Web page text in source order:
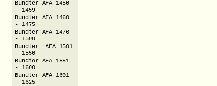
Bundter AFA 1450
- 1459
Bundter AFA 1460
- 1475
Bundter AFA 1476
- 1500
Bundter AFA 1501
- 1550
Bundter AFA 1551
- 1600
Bundter AFA 1601
- 1625